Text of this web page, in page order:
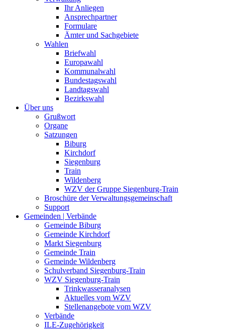
Ihr Anliegen
Ansprechpartner
Formulare
Ämter und Sachgebiete
Wahlen
Briefwahl
Europawahl
Kommunalwahl
Bundestagswahl
Landtagswahl
Bezirkswahl
Über uns
Grußwort
Organe
Satzungen
Biburg
Kirchdorf
Siegenburg
Train
Wildenberg
WZV der Gruppe Siegenburg-Train
Broschüre der Verwaltungsgemeinschaft
Support
Gemeinden | Verbände
Gemeinde Biburg
Gemeinde Kirchdorf
Markt Siegenburg
Gemeinde Train
Gemeinde Wildenberg
Schulverband Siegenburg-Train
WZV Siegenburg-Train
Trinkwasseranalysen
Aktuelles vom WZV
Stellenangebote vom WZV
Verbände
ILE-Zugehörigkeit